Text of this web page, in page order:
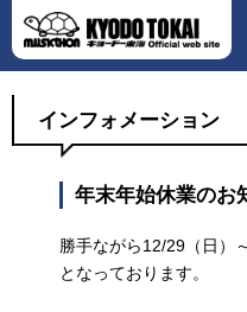
インフォメーション
年末年始休業のお
勝手ながら12/29（日）
となっております。